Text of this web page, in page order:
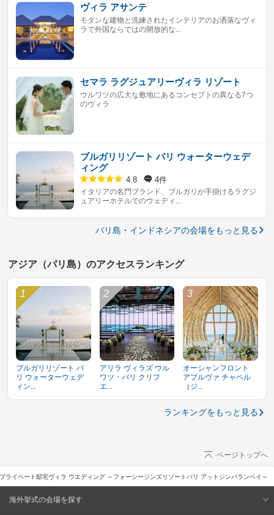
ヴィラ アサンテ
モダンな建物と洗練されたインテリアのお洒落なヴィ
ラで外国ならではの開放的な...
セマラ ラグジュアリーヴィラ リゾート
ウルワツの広大な敷地にあるコンセプトの異なる7つ
のヴィラ
ブルガリリゾート バリ ウォーターウェデ
ィング
4.8 4件
イタリアの名門ブランド、ブルガリが手掛けるラグジ
ュアリーホテルでのウェディ...
バリ島・インドネシアの会場をもっと見る
アジア（バリ島）のアクセスランキング
ブルガリリゾート バ
リ ウォーターウェデ
ィン...
アリラ ヴィラズ ウル
ワツ・バリ クリフ
エ...
オーシャンフロント
アプルヴァ チャペル
（ジ...
ランキングをもっと見る
ページトップへ
プライベート邸宅ヴィラ ウエディング ～フォーシージンズリゾートバリ アットジンバランベイ～
海外挙式の会場を探す